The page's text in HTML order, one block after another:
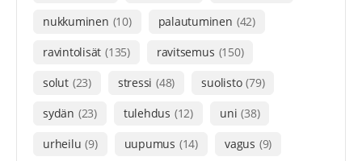
nukkuminen (10) palautuminen (42)
ravintolisät (135) ravitsemus (150)
solut (23) stressi (48) suolisto (79)
sydän (23) tulehdus (12) uni (38)
urheilu (9) uupumus (14) vagus (9)